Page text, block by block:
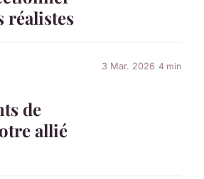
réalistes
de
allié
3 Mar. 2026 4 min